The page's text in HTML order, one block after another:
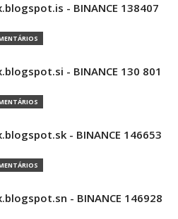
- BINANCE 138407
- BINANCE 130 801
- BINANCE 146653
- BINANCE 146928